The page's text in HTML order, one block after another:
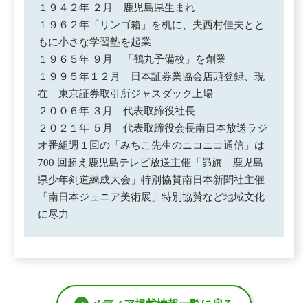
１９４２年 ２月 鹿児島県生まれ
１９６２年「リンゴ箱」を机に、夫西村佳夫とと
もに小さな学習塾を起業
１９６５年 ９月 「鶴丸予備校」を創業
１９９５年１２月 日本証券業協会店頭登録、現
在 東京証券取引所ジャスダック上場
２００６年 ３月 代表取締役社長
２０２１年 ５月 代表取締役会長南日本放送ラジ
オ番組週１回の「みちこ先生のニコニコ通信」は
700 回超え鹿児島テレビ放送主催「昴旗 鹿児島
県少年剣道練成大会」特別協賛南日本新聞社主催
「南日本ジュニア美術展」特別協賛など地域文化
に尽力